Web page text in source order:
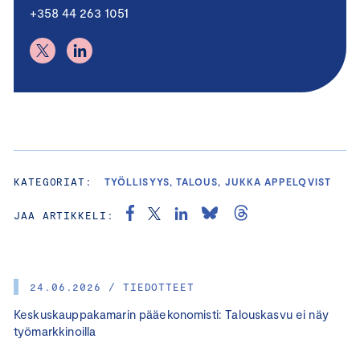
24.06.2026 / TIEDOTTEET
Keskuskauppakamarin pääekonomisti: Talouskasvu ei näy
työmarkkinoilla
+358 44 263 1051
KATEGORIAT: TYÖLLISYYS, TALOUS, JUKKA APPELQVIST
JAA ARTIKKELI: